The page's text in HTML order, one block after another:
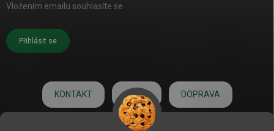
Vložením emailu souhlasíte se
Přihlásit se
KONTAKT O NÁS DOPRAVA
HODNOCENÍ